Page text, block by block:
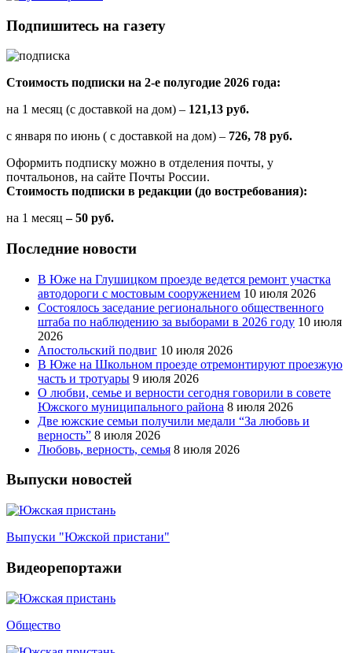
Подпишитесь на газету
Стоимость подписки на 2-е полугодие 2026 года:
на 1 месяц (с доставкой на дом) – 121,13 руб.
с января по июнь ( с доставкой на дом) – 726, 78 руб.
Оформить подписку можно в отделения почты, у
почтальонов, на сайте Почты России.
Стоимость подписки в редакции (до востребования):
на 1 месяц – 50 руб.
Последние новости
В Юже на Глушицком проезде ведется ремонт участка
автодороги с мостовым сооружением 10 июля 2026
Состоялось заседание регионального общественного
штаба по наблюдению за выборами в 2026 году 10 июля
2026
Апостольский подвиг 10 июля 2026
В Юже на Школьном проезде отремонтируют проезжую
часть и тротуары 9 июля 2026
О любви, семье и верности сегодня говорили в совете
Южского муниципального района 8 июля 2026
Две южские семьи получили медали “За любовь и
верность” 8 июля 2026
Любовь, верность, семья 8 июля 2026
Выпуски новостей
Выпуски "Южской пристани"
Видеорепортажи
Общество